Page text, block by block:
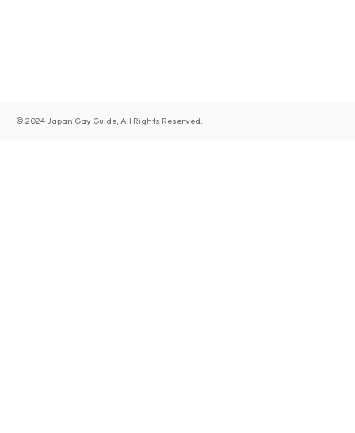
© 2024 Japan Gay Guide, All Rights Reserved.